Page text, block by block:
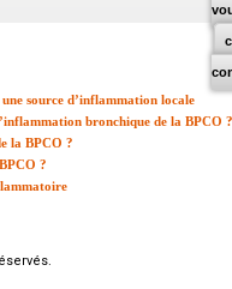
source d’inflammation locale
bronchique de la BPCO ?
la BPCO ?
?